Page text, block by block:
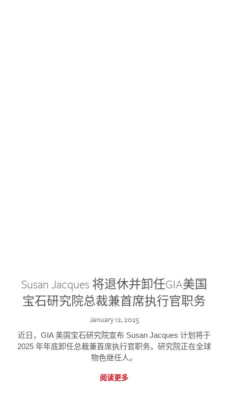
Susan Jacques 将退休并卸任GIA美国
宝石研究院总裁兼首席执行官职务
January 12, 2025
近日，GIA 美国宝石研究院宣布 Susan Jacques 计划将于
2025 年年底卸任总裁兼首席执行官职务。研究院正在全球
物色继任人。
阅读更多